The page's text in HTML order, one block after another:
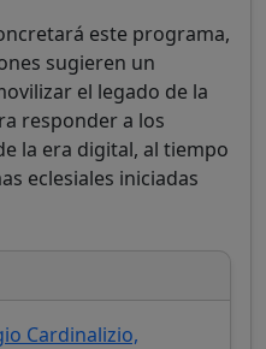
este programa,
sugieren un
el legado de la
responder a los
la era digital, al tiempo
eclesiales iniciadas
Cardinalizio,